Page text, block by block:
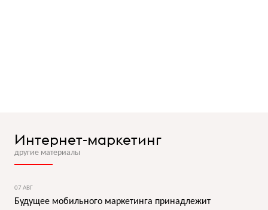
Интернет-маркетинг
другие материалы
07 АВГ
Будущее мобильного маркетинга принадлежит